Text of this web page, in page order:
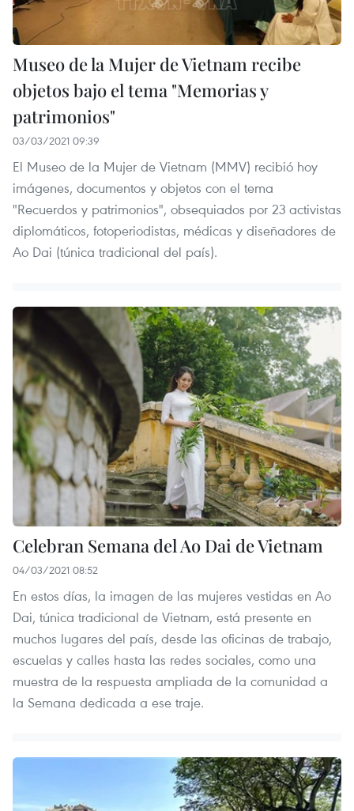
Museo de la Mujer de Vietnam recibe
objetos bajo el tema "Memorias y
patrimonios"
03/03/2021 09:39
El Museo de la Mujer de Vietnam (MMV) recibió hoy
imágenes, documentos y objetos con el tema
"Recuerdos y patrimonios", obsequiados por 23 activistas
diplomáticos, fotoperiodistas, médicas y diseñadores de
Ao Dai (túnica tradicional del país).
Celebran Semana del Ao Dai de Vietnam
04/03/2021 08:52
En estos días, la imagen de las mujeres vestidas en Ao
Dai, túnica tradicional de Vietnam, está presente en
muchos lugares del país, desde las oficinas de trabajo,
escuelas y calles hasta las redes sociales, como una
muestra de la respuesta ampliada de la comunidad a
la Semana dedicada a ese traje.